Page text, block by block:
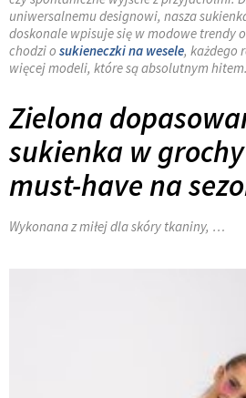
uniwersalnemu designowi, nasza
doskonale wpisuje się w modowe trendy
chodzi o sukieneczki na wesele, każdego
więcej modeli, które są absolutnym hitem.
Zielona
sukienka w
must-have na
Wykonana z miłej dla skóry tkaniny, …